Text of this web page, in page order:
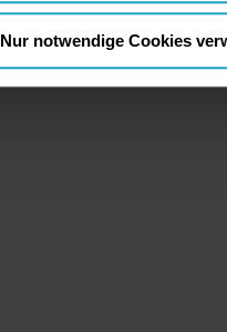
Nur notwendige Cookies